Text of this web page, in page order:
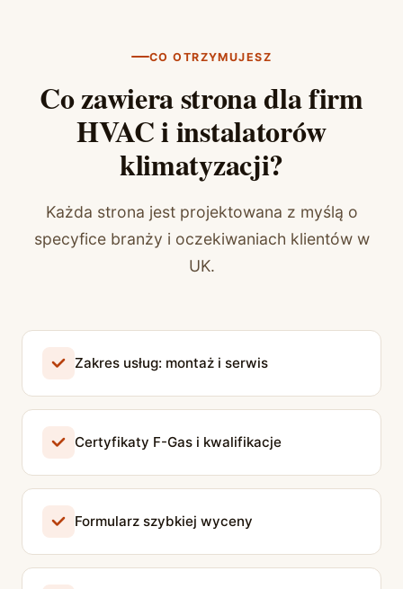
CO OTRZYMUJESZ
Co zawiera strona dla firm
HVAC i instalatorów
klimatyzacji?
Każda strona jest projektowana z myślą o
specyfice branży i oczekiwaniach klientów w
UK.
Zakres usług: montaż i serwis
Certyfikaty F-Gas i kwalifikacje
Formularz szybkiej wyceny